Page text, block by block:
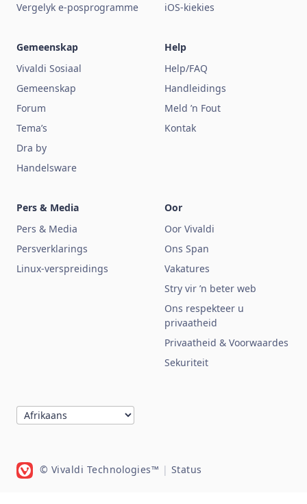
Vergelyk e-posprogramme
iOS-kiekies
Gemeenskap
Vivaldi Sosiaal
Gemeenskap
Forum
Tema’s
Dra by
Handelsware
Help
Help/FAQ
Handleidings
Meld ’n Fout
Kontak
Pers & Media
Pers & Media
Persverklarings
Linux-verspreidings
Oor
Oor Vivaldi
Ons Span
Vakatures
Stry vir ’n beter web
Ons respekteer u
privaatheid
Privaatheid & Voorwaardes
Sekuriteit
© Vivaldi Technologies™ | Status